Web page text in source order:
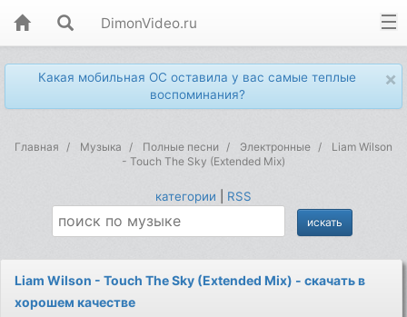
DimonVideo.ru
×
Какая мобильная ОС оставила у вас самые теплые
воспоминания?
Главная Музыка Полные песни Электронные
Liam Wilson
- Touch The Sky (Extended Mix)
категории RSS
Liam Wilson - Touch The Sky (Extended Mix) - скачать в
хорошем качестве